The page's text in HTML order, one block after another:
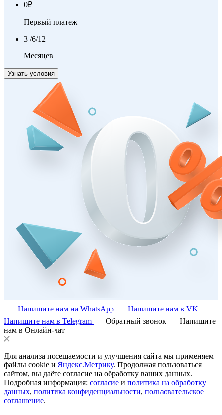
0₽
Первый платеж
3 /6/12
Месяцев
Узнать условия
Напишите нам на WhatsApp
Напишите нам в VK
Напишите нам в Telegram
Обратный звонок
Напишите
нам в Онлайн-чат
Для анализа посещаемости и улучшения сайта мы применяем
файлы cookie и Яндекс.Метрику. Продолжая пользоваться
сайтом, вы даёте согласие на обработку ваших данных.
Подробная информация: согласие и политика на обработку
данных, политика конфиденциальности, пользовательское
соглашение.